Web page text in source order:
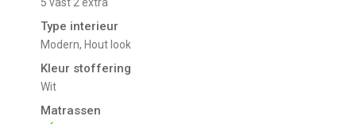
Type interieur
Modern, Hout look
Kleur stoffering
Wit
Matrassen